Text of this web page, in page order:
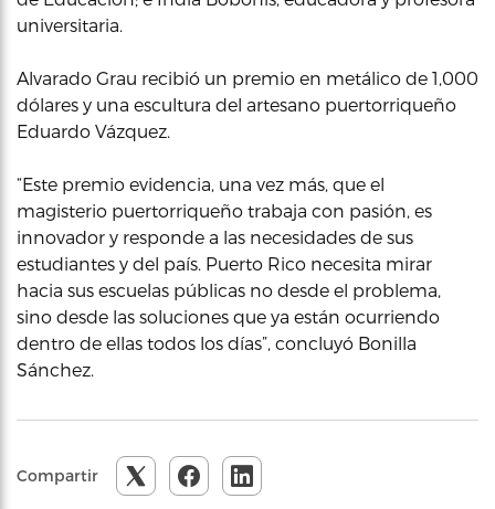
universitaria.
Alvarado Grau recibió un premio en metálico de 1,000
dólares y una escultura del artesano puertorriqueño
Eduardo Vázquez.
“Este premio evidencia, una vez más, que el
magisterio puertorriqueño trabaja con pasión, es
innovador y responde a las necesidades de sus
estudiantes y del país. Puerto Rico necesita mirar
hacia sus escuelas públicas no desde el problema,
sino desde las soluciones que ya están ocurriendo
dentro de ellas todos los días”, concluyó Bonilla
Sánchez.
Compartir